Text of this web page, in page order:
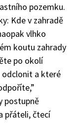
pozemku.
Kde v zahradě
vlhko
koutu zahrady
po okolí
odclonit a které
,”
postupně
přáteli, čtecí